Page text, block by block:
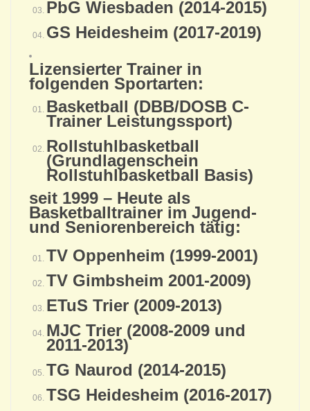
PbG Wiesbaden (2014-2015)
GS Heidesheim (2017-2019)
Lizensierter Trainer in
folgenden Sportarten:
Basketball (DBB/DOSB C-
Trainer Leistungssport)
Rollstuhlbasketball
(Grundlagenschein
Rollstuhlbasketball Basis)
seit 1999 – Heute als
Basketballtrainer im Jugend-
und Seniorenbereich tätig:
TV Oppenheim (1999-2001)
TV Gimbsheim 2001-2009)
ETuS Trier (2009-2013)
MJC Trier (2008-2009 und
2011-2013)
TG Naurod (2014-2015)
TSG Heidesheim (2016-2017)